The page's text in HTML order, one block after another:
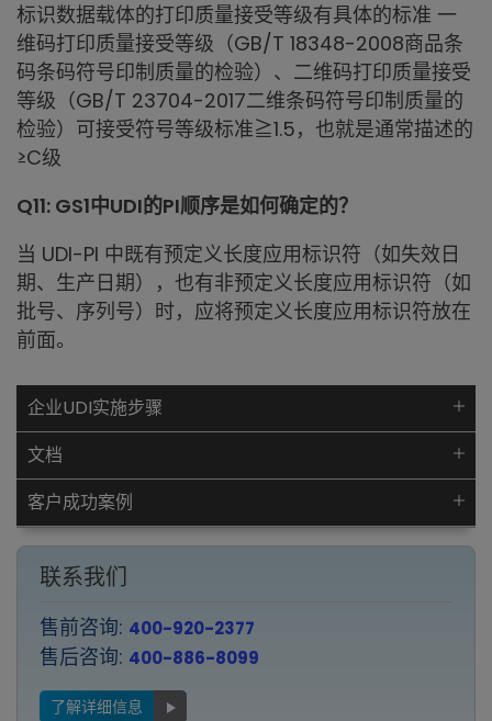
标识数据载体的打印质量接受等级有具体的标准 一
维码打印质量接受等级（GB/T 18348-2008商品条
码条码符号印制质量的检验）、二维码打印质量接受
等级（GB/T 23704-2017二维条码符号印制质量的
检验）可接受符号等级标准≧1.5，也就是通常描述的
≥C级
Q11: GS1中UDI的PI顺序是如何确定的？
当 UDI-PI 中既有预定义长度应用标识符（如失效日
期、生产日期），也有非预定义长度应用标识符（如
批号、序列号）时，应将预定义长度应用标识符放在
前面。
企业UDI实施步骤
文档
客户成功案例
联系我们
售前咨询: 400-920-2377
售后咨询: 400-886-8099
了解详细信息